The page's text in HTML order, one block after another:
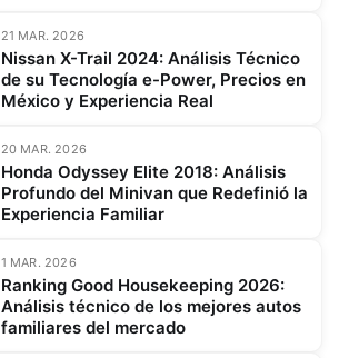
21 MAR. 2026
Nissan X-Trail 2024: Análisis Técnico
de su Tecnología e-Power, Precios en
México y Experiencia Real
20 MAR. 2026
Honda Odyssey Elite 2018: Análisis
Profundo del Minivan que Redefinió la
Experiencia Familiar
1 MAR. 2026
Ranking Good Housekeeping 2026:
Análisis técnico de los mejores autos
familiares del mercado